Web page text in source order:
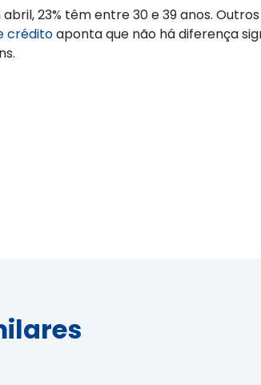
23% têm entre 30 e 39 anos. Outros
créditoaponta que não há diferença